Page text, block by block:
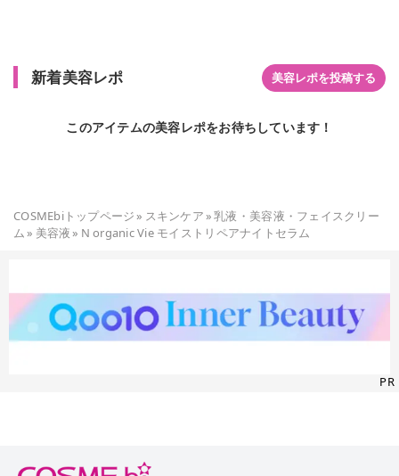
新着美容レポ 美容レポを投稿する
このアイテムの美容レポをお待ちしています！
COSMEbiトップページ» スキンケア»乳液・美容液・フェイスクリー
ム» 美容液» N organic Vie モイストリペアナイトセラム
PR